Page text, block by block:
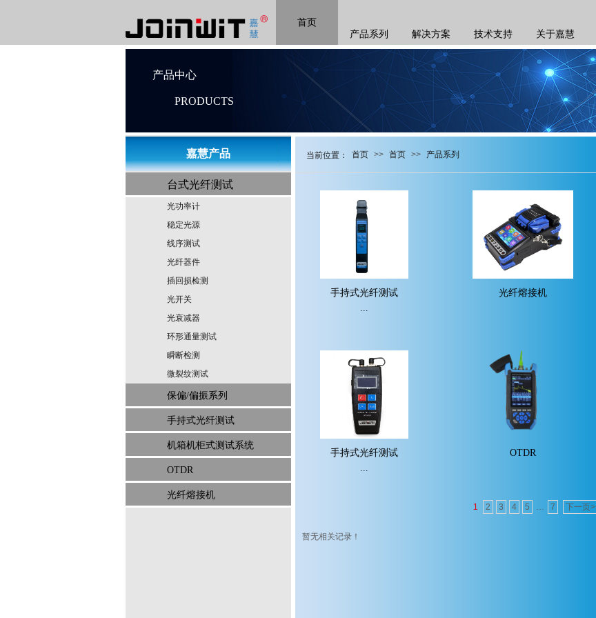
首页
产品系列
解决方案 技术支持 关于嘉慧
产品中心
PRODUCTS
​嘉慧产品
台式光纤测试
光功率计
稳定光源
线序测试
光纤器件
插回损检测
光开关
光衰减器
环形通量测试
瞬断检测
微裂纹测试
保偏/偏振系列
手持式光纤测试
机箱机柜式测试系统
OTDR
光纤熔接机
当前位置： 首页 >> 首页 >> 产品系列
手持式光纤测试
...
光纤熔接机
手持式光纤测试
...
OTDR
1 2 3 4 5 … 7 下一页>
暂无相关记录！